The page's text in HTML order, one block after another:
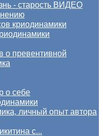
- старость ВИДЕО
криодинамики
о превентивной
о себе
личный опыт автора
с...